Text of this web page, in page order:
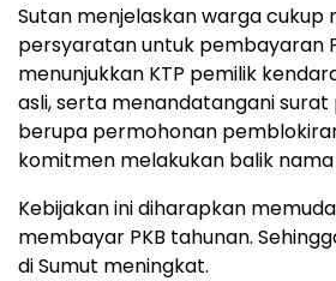
Sutan menjelaskan warga cukup
persyaratan untuk pembayaran
menunjukkan KTP pemilik
asli, serta menandatangani
berupa permohonan
komitmen melakukan balik nama
Kebijakan ini diharapkan
membayar PKB tahunan.
di Sumut meningkat.